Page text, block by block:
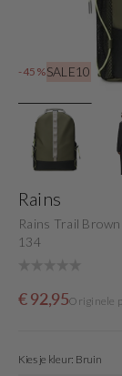
-45%SALE10
Rains
Rains Trail
134
Sale
€ 92,95
OrigineleOriginele
Kies je kleur: Bruin